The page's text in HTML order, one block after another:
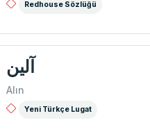
Redhouse Sözlüğü
آلين
Alın
Yeni Türkçe Lugat